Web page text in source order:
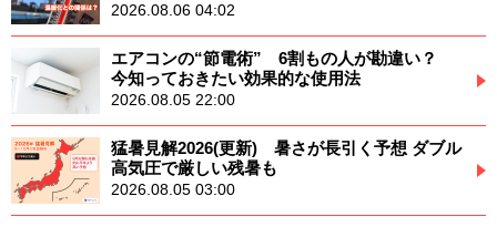
2026.08.06 04:02
エアコンの“節電術” 6割もの人が勘違い？
今知っておきたい効果的な使用法
2026.08.05 22:00
猛暑見解2026(更新) 暑さが長引く予想 ダブル
高気圧で厳しい残暑も
2026.08.05 03:00